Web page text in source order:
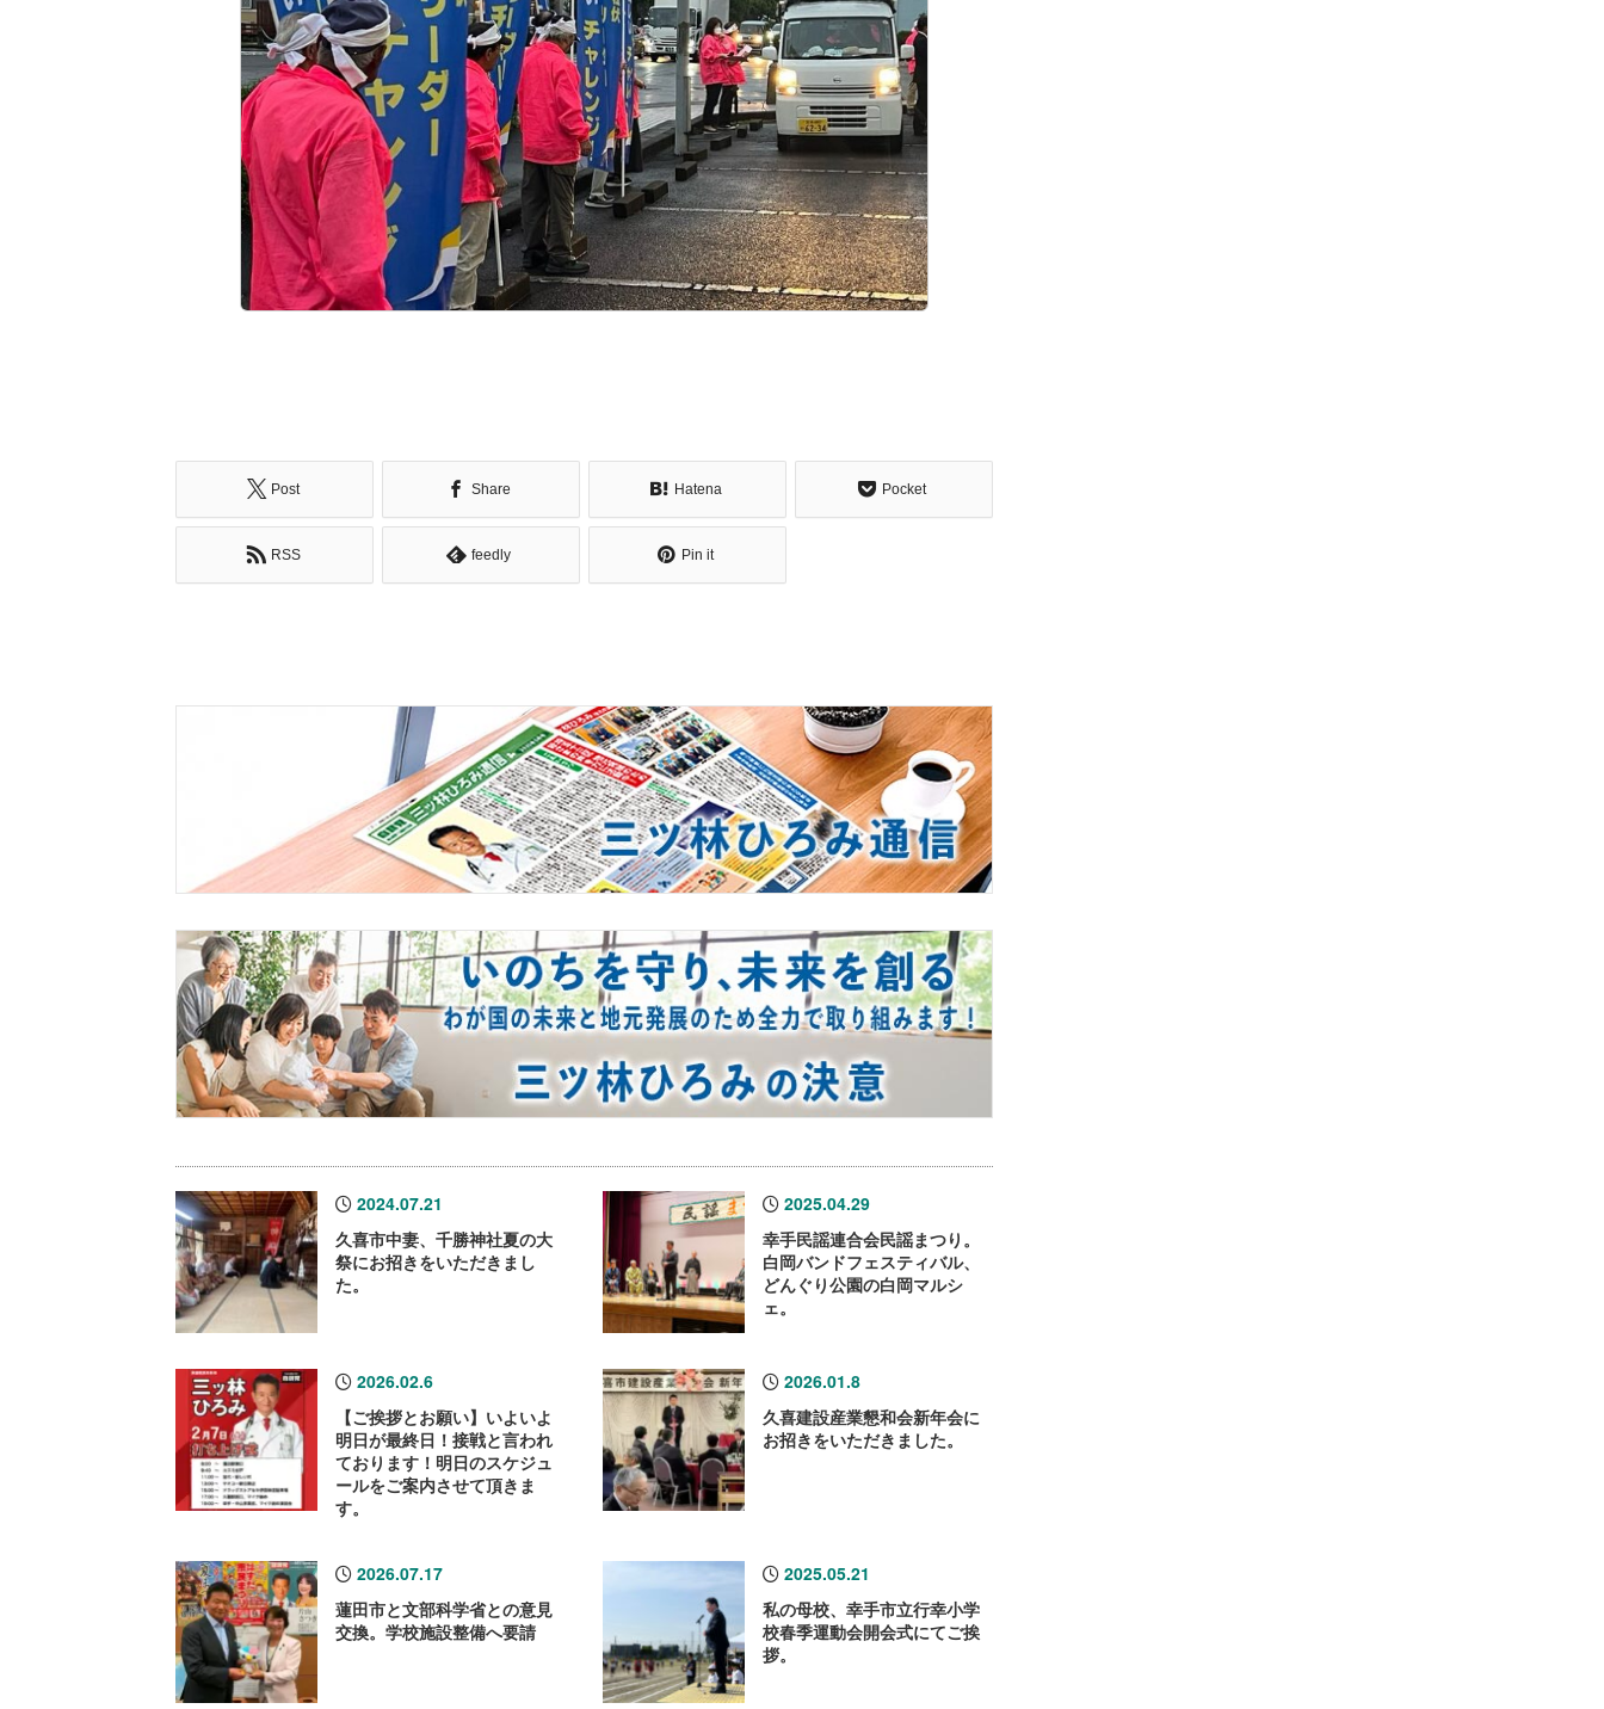
Post Share Hatena Pocket
RSS feedly Pin it
2024.07.21
久喜市中妻、千勝神社夏の大
祭にお招きをいただきまし
た。
2025.04.29
幸手民謡連合会民謡まつり。
白岡バンドフェスティバル、
どんぐり公園の白岡マルシ
ェ。
2026.02.6
【ご挨拶とお願い】いよいよ
明日が最終日！接戦と言われ
ております！明日のスケジュ
ールをご案内させて頂きま
す。
2026.01.8
久喜建設産業懇和会新年会に
お招きをいただきました。
2026.07.17
蓮田市と文部科学省との意見
交換。学校施設整備へ要請
2025.05.21
私の母校、幸手市立行幸小学
校春季運動会開会式にてご挨
拶。